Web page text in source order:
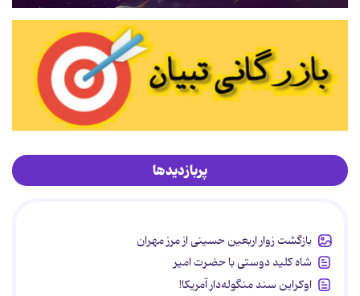
پربازدیدها
بازگشت زوار اربعین حسینی از مرز مهران
شاه کلید دوستی با حضرت امیر
اوکراین سند منگوله‌دار آمریکا!